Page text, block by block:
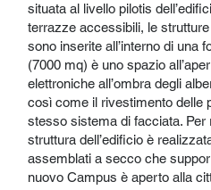
situata al livello pilotis
terrazze accessibili, le
sono inserite all’interno di una
(7000 mq) è uno spazio
elettroniche all’ombra degli
così come il rivestimento delle
stesso sistema di facciata.
struttura dell’edificio è
assemblati a secco che
nuovo Campus è aperto alla